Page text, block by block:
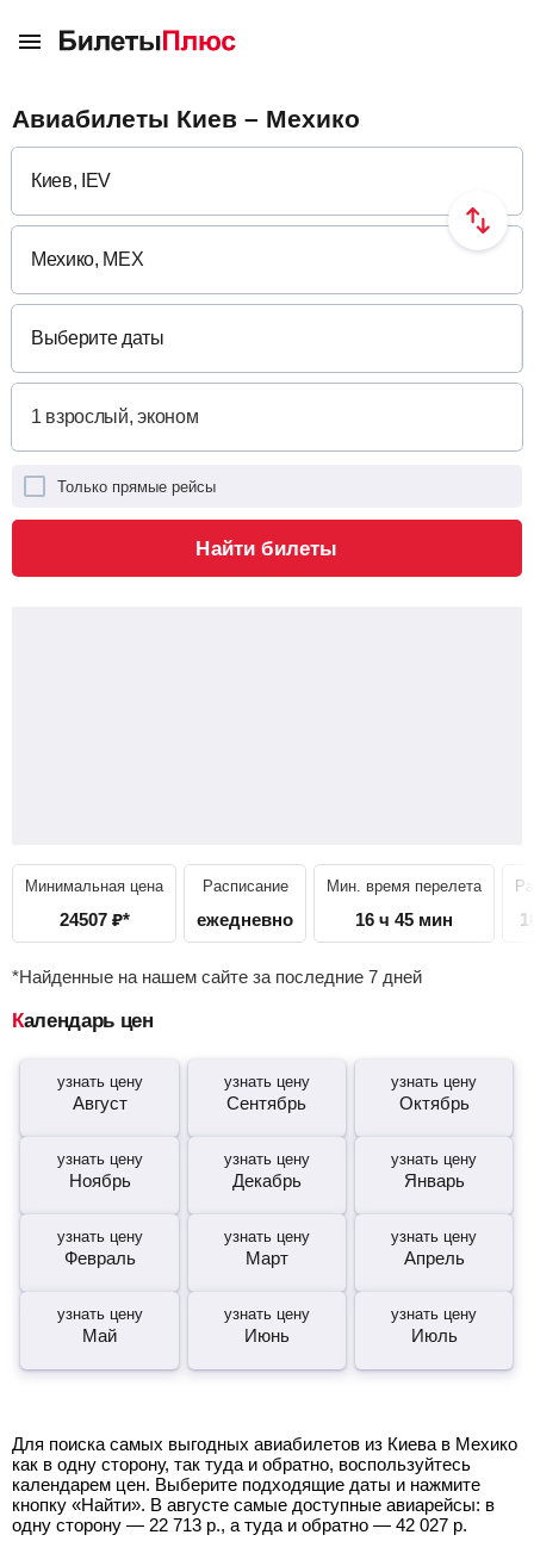
Авиабилеты Киев – Мехико
Выберите даты
Только прямые рейсы
Найти билеты
Минимальная цена
24507 ₽*
Расписание
ежедневно
Мин. время перелета
16 ч 45 мин
*Найденные на нашем сайте за последние 7 дней
Календарь цен
узнать цену
Август
узнать цену
Сентябрь
узнать цену
Октябрь
узнать цену
Ноябрь
узнать цену
Декабрь
узнать цену
Январь
узнать цену
Февраль
узнать цену
Март
узнать цену
Апрель
узнать цену
Май
узнать цену
Июнь
узнать цену
Июль
Для поиска самых выгодных авиабилетов из Киева в Мехико
как в одну сторону, так туда и обратно, воспользуйтесь
календарем цен. Выберите подходящие даты и нажмите
кнопку «Найти». В августе самые доступные авиарейсы: в
одну сторону — 22 713 р., а туда и обратно — 42 027 р.